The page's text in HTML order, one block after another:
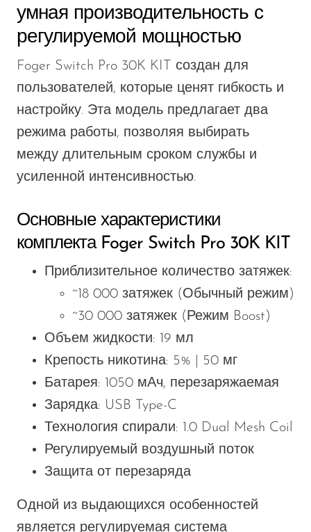
умная производительность с
регулируемой мощностью
Foger Switch Pro 30K KIT создан для
пользователей, которые ценят гибкость и
настройку. Эта модель предлагает два
режима работы, позволяя выбирать
между длительным сроком службы и
усиленной интенсивностью.
Основные характеристики
комплекта Foger Switch Pro 30K KIT
Приблизительное количество затяжек:
~18 000 затяжек (Обычный режим)
~30 000 затяжек (Режим Boost)
Объем жидкости: 19 мл
Крепость никотина: 5% | 50 мг
Батарея: 1050 мАч, перезаряжаемая
Зарядка: USB Type-C
Технология спирали: 1.0 Dual Mesh Coil
Регулируемый воздушный поток
Защита от перезаряда
Одной из выдающихся особенностей
является регулируемая система